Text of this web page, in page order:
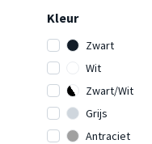
Kleur
Zwart
Wit
Zwart/Wit
Grijs
Antraciet